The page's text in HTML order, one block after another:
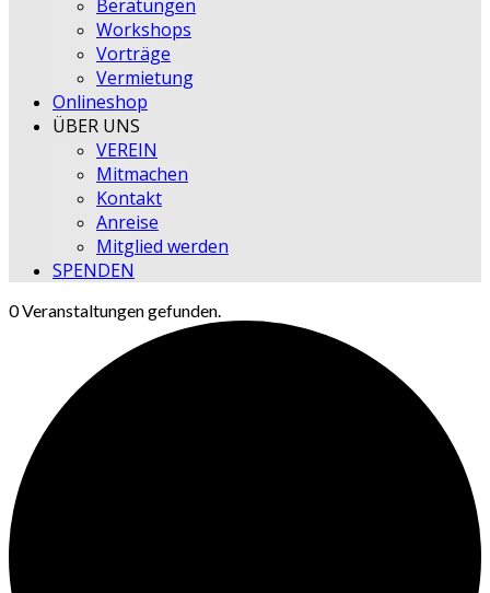
Beratungen
Workshops
Vorträge
Vermietung
Onlineshop
ÜBER UNS
VEREIN
Mitmachen
Kontakt
Anreise
Mitglied werden
SPENDEN
0 Veranstaltungen gefunden.